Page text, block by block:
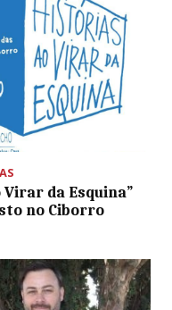
da Esquina”
no Ciborro